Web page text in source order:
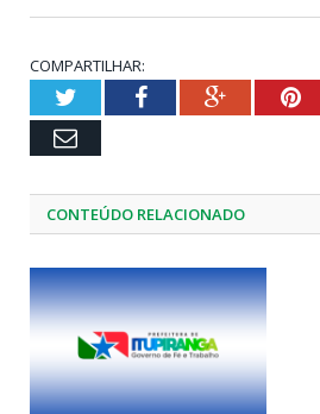
COMPARTILHAR:
TwitterFacebookGoogle+
Email
CONTEÚDO RELACIONADO